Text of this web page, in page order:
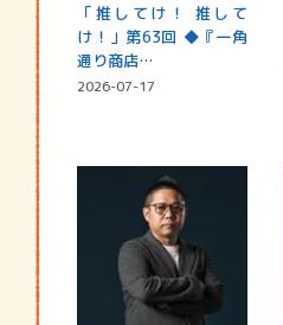
「推してけ！ 推して
け！」第63回 ◆『一角
通り商店…
2026-07-17